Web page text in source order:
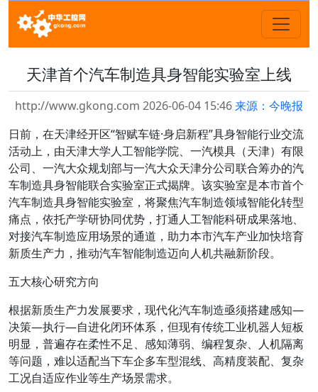
天津首个汽车制造具身智能实验室上线
http://www.gkong.com 2026-06-04 15:46来源：今晚报
日前，在天津经开区“智赋车链·身启新程”具身智能行业交流
活动上，由天津大学人工智能学院、一汽模具（天津）有限
公司、一汽大众规划部与一汽大众天津分公司联合筹办的汽
车制造具身智能联合实验室正式揭牌。该实验室是本市首个
汽车制造具身智能实验室，将聚焦汽车制造领域智能化转型
痛点，依托产学研协同优势，打通人工智能科研成果落地、
对接汽车制造应用场景的通道，助力本市汽车产业加快培育
新质生产力，推动汽车智能制造迈向人机共融新阶段。
五大核心研究方向
根据新质生产力发展要求，现代化汽车制造亟须搭建感知—
决策—执行—自进化闭环体系，但现有传统工业机器人短板
明显，普遍存在柔性不足、感知薄弱、编程复杂、人机隔离
等问题，难以适配当下车企多车型混线、高精度装配、复杂
工况自适应作业等生产场景需求。